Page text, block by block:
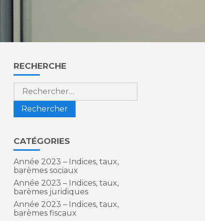
Blog
sidebar
RECHERCHE
Rechercher :
CATÉGORIES
Année 2023 – Indices, taux,
barèmes sociaux
Année 2023 – Indices, taux,
barèmes juridiques
Année 2023 – Indices, taux,
barèmes fiscaux